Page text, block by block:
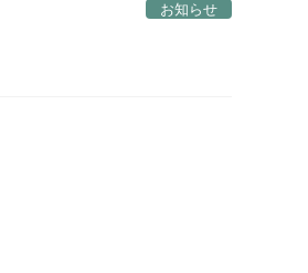
お知らせ